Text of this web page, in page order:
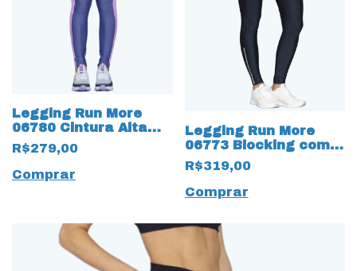
Legging Run More
06780 Cintura Alta
Hyper Azul
R$279,00
Comprar
Legging Run More
06773 Blocking com
Bolso de Alta
Compressão
R$319,00
Comprar